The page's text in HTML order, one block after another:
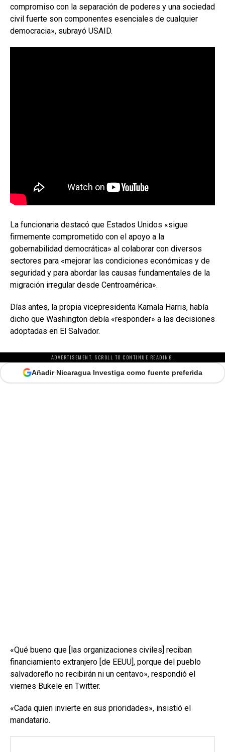
compromiso con la separación de poderes y una sociedad
civil fuerte son componentes esenciales de cualquier
democracia», subrayó USAID.
La funcionaria destacó que Estados Unidos «sigue
firmemente comprometido con el apoyo a la
gobernabilidad democrática» al colaborar con diversos
sectores para «mejorar las condiciones económicas y de
seguridad y para abordar las causas fundamentales de la
migración irregular desde Centroamérica».
Días antes, la propia vicepresidenta Kamala Harris, había
dicho que Washington debía «responder» a las decisiones
adoptadas en El Salvador.
ADVERTISEMENT. SCROLL TO CONTINUE READING.
Añadir Nicaragua Investiga como fuente preferida
«Qué bueno que [las organizaciones civiles] reciban
financiamiento extranjero [de EEUU], porque del pueblo
salvadoreño no recibirán ni un centavo», respondió el
viernes Bukele en Twitter.
«Cada quien invierte en sus prioridades», insistió el
mandatario.